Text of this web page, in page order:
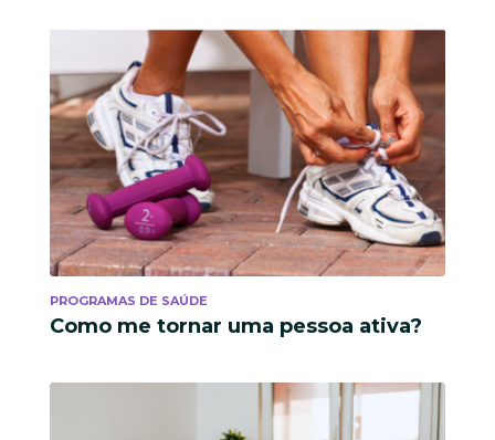
PROGRAMAS DE SAÚDE
Como me tornar uma pessoa ativa?